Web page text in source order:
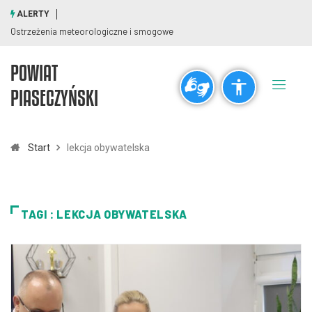
visibility_off title
Pomniejsz
ALERTY
Ostrzeżenia meteorologiczne i smogowe
POWIAT
PIASECZYŃSKI
Start lekcja obywatelska
TAGI : LEKCJA OBYWATELSKA